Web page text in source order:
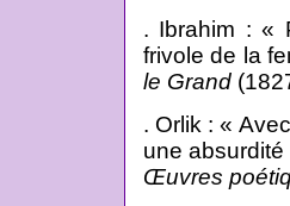
. Ibrahim : «
frivole de la
le Grand
. Orlik : «
une
Œuvres